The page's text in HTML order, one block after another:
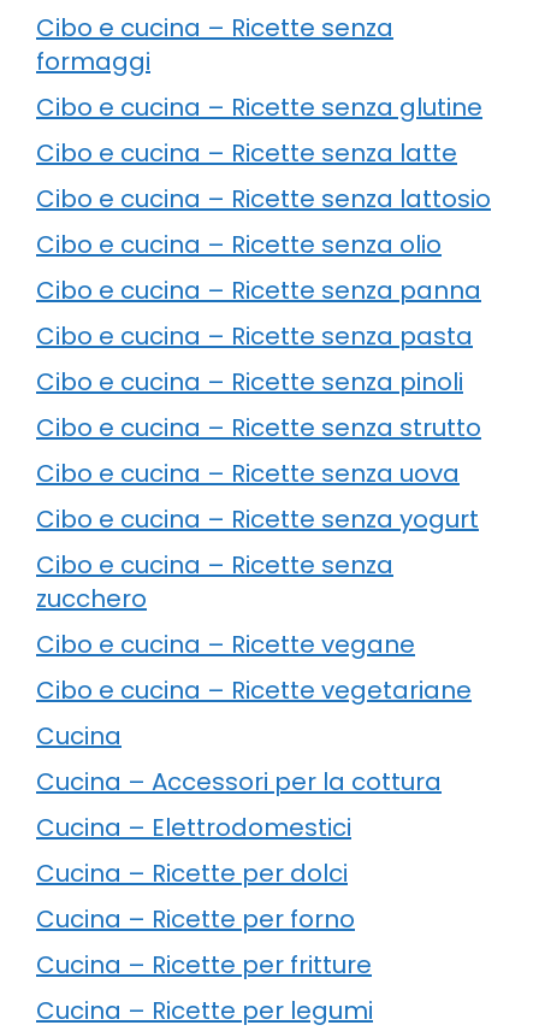
Cibo e cucina – Ricette senza
formaggi
Cibo e cucina – Ricette senza glutine
Cibo e cucina – Ricette senza latte
Cibo e cucina – Ricette senza lattosio
Cibo e cucina – Ricette senza olio
Cibo e cucina – Ricette senza panna
Cibo e cucina – Ricette senza pasta
Cibo e cucina – Ricette senza pinoli
Cibo e cucina – Ricette senza strutto
Cibo e cucina – Ricette senza uova
Cibo e cucina – Ricette senza yogurt
Cibo e cucina – Ricette senza
zucchero
Cibo e cucina – Ricette vegane
Cibo e cucina – Ricette vegetariane
Cucina
Cucina – Accessori per la cottura
Cucina – Elettrodomestici
Cucina – Ricette per dolci
Cucina – Ricette per forno
Cucina – Ricette per fritture
Cucina – Ricette per legumi